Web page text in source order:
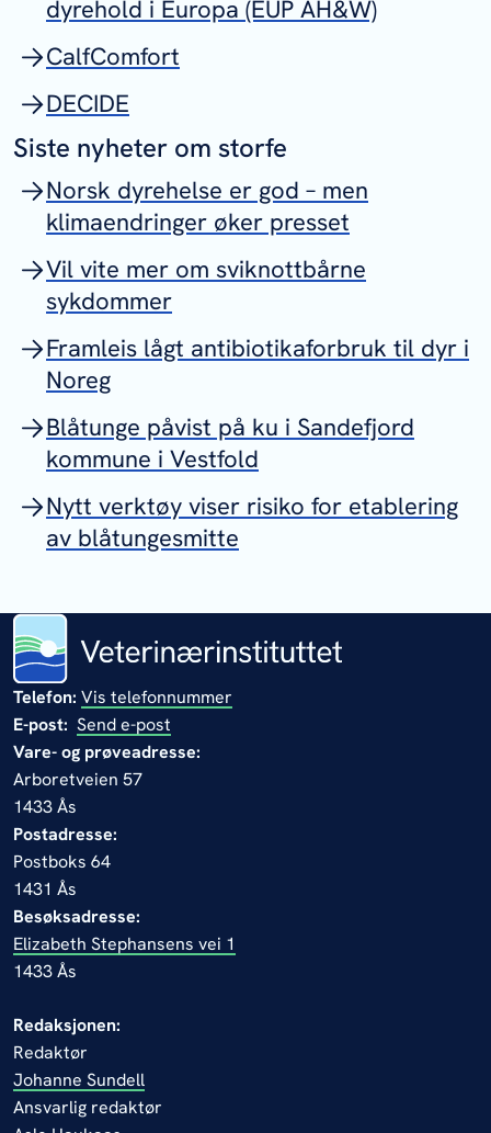
dyrehold i Europa (EUP AH&W)
CalfComfort
DECIDE
Siste nyheter om storfe
Norsk dyrehelse er god – men
klimaendringer øker presset
Vil vite mer om sviknottbårne
sykdommer
Framleis lågt antibiotikaforbruk til dyr i
Noreg
Blåtunge påvist på ku i Sandefjord
kommune i Vestfold
Nytt verktøy viser risiko for etablering
av blåtungesmitte
Telefon: Vis telefonnummer
E-post: Send e-post
Vare- og prøveadresse:
Arboretveien 57
1433 Ås
Postadresse:
Postboks 64
1431 Ås
Besøksadresse:
Elizabeth Stephansens vei 1
1433 Ås
Redaksjonen:
Redaktør
Johanne Sundell
Ansvarlig redaktør